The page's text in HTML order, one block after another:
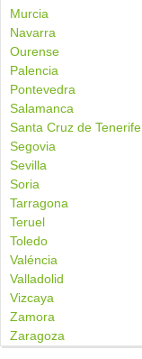
Murcia
Navarra
Ourense
Palencia
Pontevedra
Salamanca
Santa Cruz de Tenerife
Segovia
Sevilla
Soria
Tarragona
Teruel
Toledo
Valéncia
Valladolid
Vizcaya
Zamora
Zaragoza